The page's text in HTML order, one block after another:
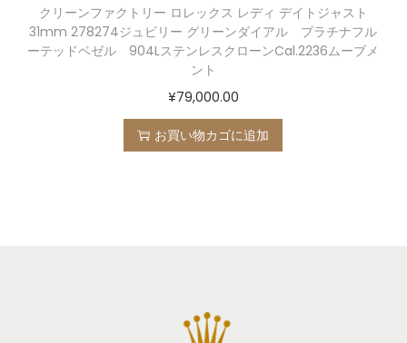
クリーンファクトリー ロレックス レディ デイトジャスト
31mm 278274ジュビリー グリーンダイアル プラチナフル
ーテッドベゼル 904LステンレスクローンCal.2236ムーブメ
ント
¥79,000.00
お買い物カゴに追加